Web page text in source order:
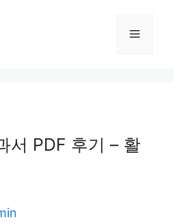
Menu
서 PDF 후기 – 활